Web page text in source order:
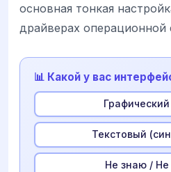
основная тонкая
драйверах операционной
📊 Какой у вас
Текстовый
Не знаю /